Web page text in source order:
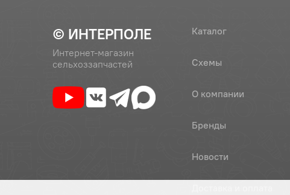
© ИНТЕРПОЛЕ
Интернет-магазин
сельхоззапчастей
Каталог
Схемы
О компании
Бренды
Новости